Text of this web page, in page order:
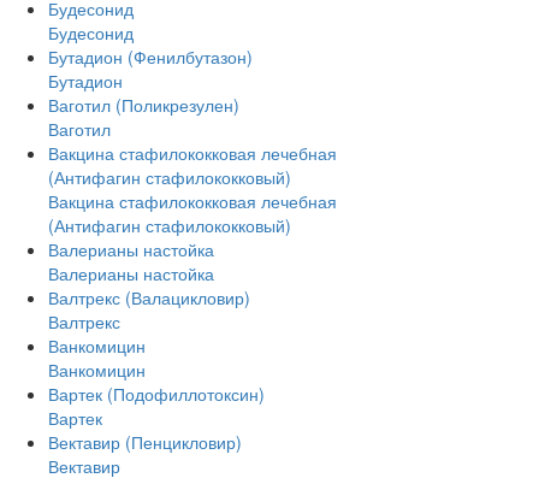
Будесонид
Будесонид
Бутадион (Фенилбутазон)
Бутадион
Ваготил (Поликрезулен)
Ваготил
Вакцина стафилококковая лечебная
(Антифагин стафилококковый)
Вакцина стафилококковая лечебная
(Антифагин стафилококковый)
Валерианы настойка
Валерианы настойка
Валтрекс (Валацикловир)
Валтрекс
Ванкомицин
Ванкомицин
Вартек (Подофиллотоксин)
Вартек
Вектавир (Пенцикловир)
Вектавир